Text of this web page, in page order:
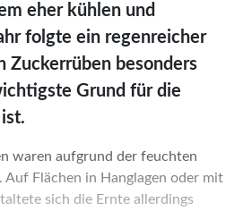
eher kühlen und
folgte ein regenreicher
Zuckerrüben besonders
Grund für die
waren aufgrund der feuchten
Auf Flächen in Hanglagen oder mit
sich die Ernte allerdings